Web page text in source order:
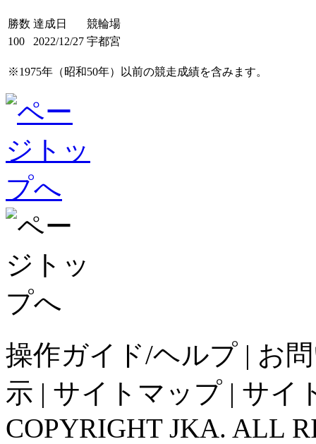
勝数 達成日
競輪場
100
2022/12/27 宇都宮
※1975年（昭和50年）以前の競走成績を含みます。
操作ガイド/ヘルプ | お
示 | サイトマップ | サイ
COPYRIGHT JKA. ALL